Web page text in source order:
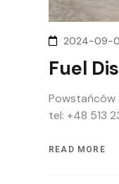
2024-09-
Fuel
Powstańców
tel: +48 513
READ MORE